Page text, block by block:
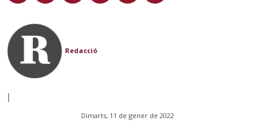
Redacció
|
Dimarts, 11 de gener de 2022